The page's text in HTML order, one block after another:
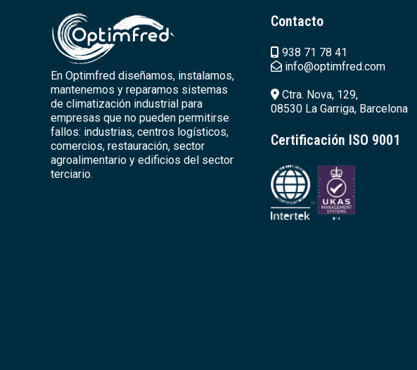
En Optimfred diseñamos, instalamos,
mantenemos y reparamos sistemas
de climatización industrial para
empresas que no pueden permitirse
fallos: industrias, centros logísticos,
comercios, restauración, sector
agroalimentario y edificios del sector
terciario.
Contacto
938 71 78 41
info@optimfred.com
Ctra. Nova, 129,
08530 La Garriga, Barcelona
Certificación ISO 9001